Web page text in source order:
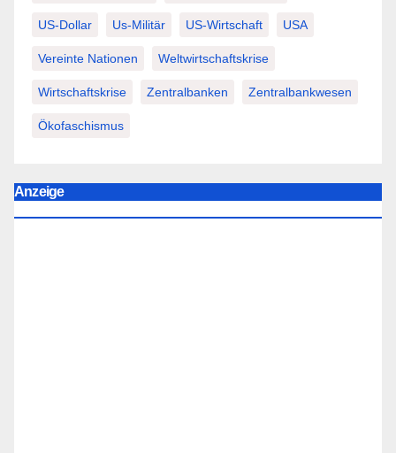
US-Dollar Us-Militär US-Wirtschaft USA
Vereinte Nationen Weltwirtschaftskrise
Wirtschaftskrise Zentralbanken Zentralbankwesen
Ökofaschismus
Anzeige